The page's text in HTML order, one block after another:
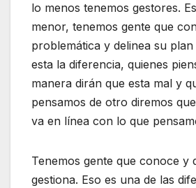
lo menos tenemos gestores.
menor, tenemos gente que
problemática y delinea su
esta la diferencia, quienes
manera dirán que esta mal y
pensamos de otro diremos
va en línea con lo que
Tenemos gente que conoce y
gestiona. Eso es una de las